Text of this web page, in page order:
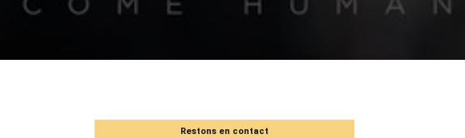
Restons en contact